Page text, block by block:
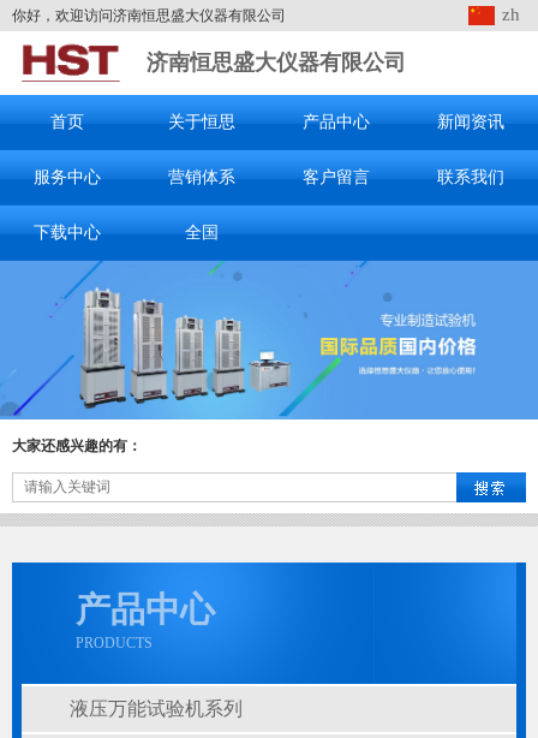
你好，欢迎访问济南恒思盛大仪器有限公司 zh
济南恒思盛大仪器有限公司
首页 关于恒思 产品中心 新闻资讯
服务中心 营销体系 客户留言 联系我们
下载中心 全国
大家还感兴趣的有：
产品中心
PRODUCTS
液压万能试验机系列